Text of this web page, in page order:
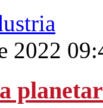
2022